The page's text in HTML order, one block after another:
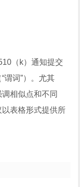
（k）通知提交
谓词”）。尤其
相似点和不同
表格形式提供所